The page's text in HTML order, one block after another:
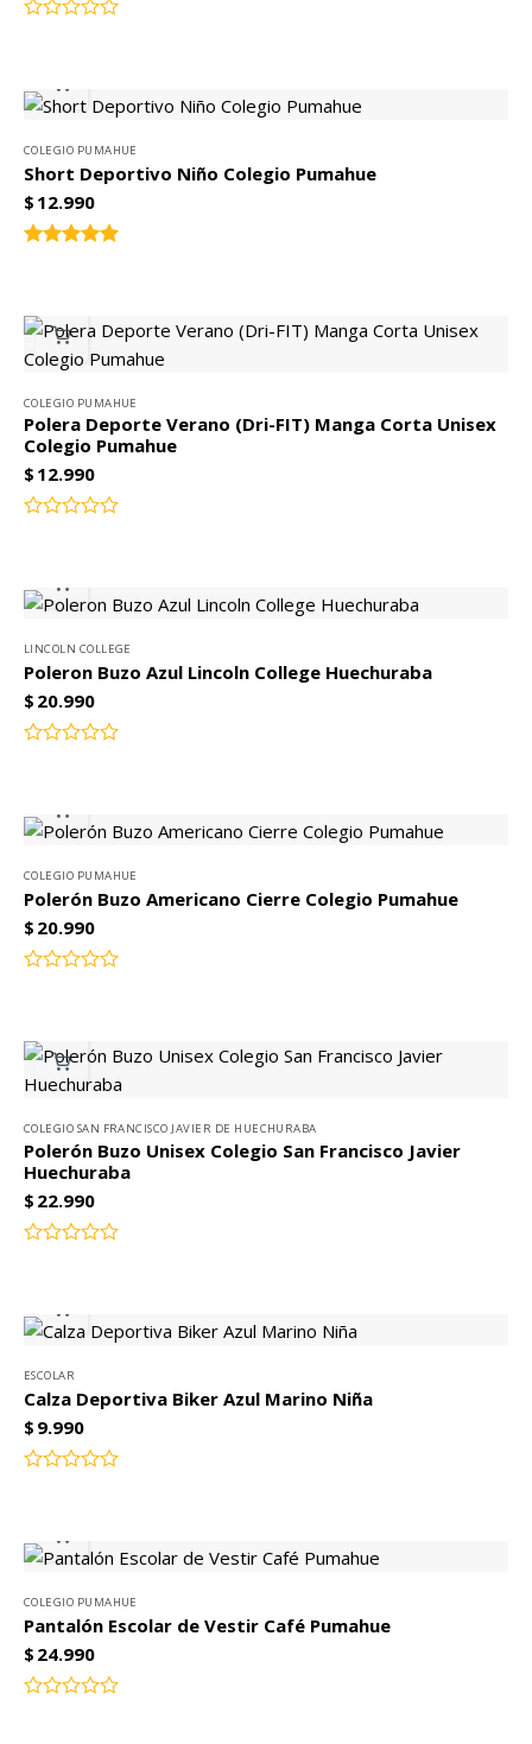
de
5
COLEGIO PUMAHUE
Short Deportivo Niño Colegio Pumahue
$ 12.990
COLEGIO PUMAHUE
Polera Deporte Verano (Dri-FIT) Manga Corta Unisex
Colegio Pumahue
de
5
$ 12.990
LINCOLN COLLEGE
Poleron Buzo Azul Lincoln College Huechuraba
de
5
$ 20.990
COLEGIO PUMAHUE
Polerón Buzo Americano Cierre Colegio Pumahue
de
5
$ 20.990
COLEGIO SAN FRANCISCO JAVIER DE HUECHURABA
Polerón Buzo Unisex Colegio San Francisco Javier
Huechuraba
de
5
$ 22.990
ESCOLAR
Calza Deportiva Biker Azul Marino Niña
de
5
$ 9.990
COLEGIO PUMAHUE
Pantalón Escolar de Vestir Café Pumahue
$ 24.990